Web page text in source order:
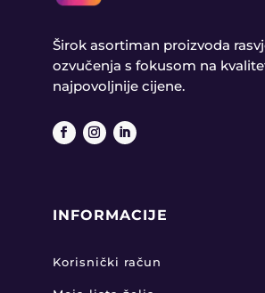
Širok asortiman proizvoda
ozvučenja s fokusom na
najpovoljnije cijene.
INFORMACIJE
Korisnički račun